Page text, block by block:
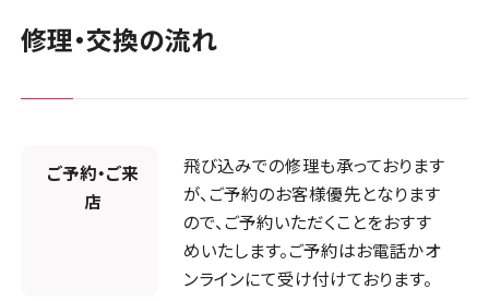
店頭修理店
4店舗
修理・交換の流れ
ご予約・ご来
店
飛び込みでの修理も承っております
が、ご予約のお客様優先となります
ので、ご予約いただくことをおすす
めいたします。ご予約はお電話かオ
ンラインにて受け付けております。